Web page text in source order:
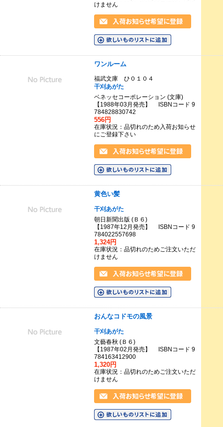
けません
ワンルーム
福武文庫 ひ０１０４
干刈あがた
ベネッセコーポレーション (文庫)
【1988年03月発売】 ISBNコード 9
784828830742
556円
在庫状況：品切れのため入荷お知らせ
にご登録下さい
黄色い髪
干刈あがた
朝日新聞出版 (Ｂ６)
【1987年12月発売】 ISBNコード 9
784022557698
1,324円
在庫状況：品切れのためご注文いただ
けません
おんなコドモの風景
干刈あがた
文藝春秋 (Ｂ６)
【1987年02月発売】 ISBNコード 9
784163412900
1,320円
在庫状況：品切れのためご注文いただ
けません